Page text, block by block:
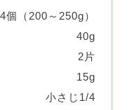
個（200～250g）
40g
2片
15g
小さじ1/4